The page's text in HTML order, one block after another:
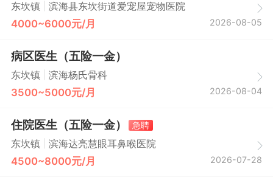
东坎镇 滨海县东坎街道爱宠屋宠物医院
4000~6000元/月 2026-08-05
病区医生（五险一金）
东坎镇 滨海杨氏骨科
3500~5000元/月 2026-08-04
住院医生（五险一金）
急聘
东坎镇
滨海达亮慧眼耳鼻喉医院
4500~8000元/月 2026-07-28